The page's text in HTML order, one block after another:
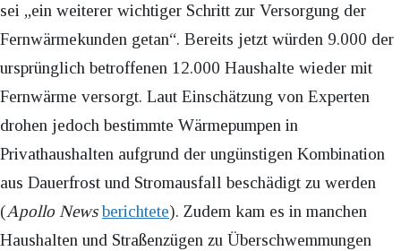
sei „ein weiterer wichtiger Schritt zur Versorgung der
Fernwärmekunden getan“. Bereits jetzt würden 9.000 der
ursprünglich betroffenen 12.000 Haushalte wieder mit
Fernwärme versorgt. Laut Einschätzung von Experten
drohen jedoch bestimmte Wärmepumpen in
Privathaushalten aufgrund der ungünstigen Kombination
aus Dauerfrost und Stromausfall beschädigt zu werden
(Apollo News berichtete). Zudem kam es in manchen
Haushalten und Straßenzügen zu Überschwemmungen